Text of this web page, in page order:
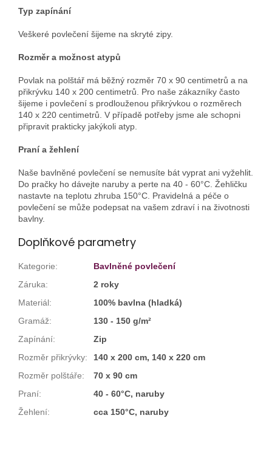
Typ zapínání
Veškeré povlečení šijeme na skryté zipy.
Rozměr a možnost atypů
Povlak na polštář má běžný rozměr 70 x 90 centimetrů a na
přikrývku 140 x 200 centimetrů. Pro naše zákazníky často
šijeme i povlečení s prodlouženou přikrývkou o rozměrech
140 x 220 centimetrů. V případě potřeby jsme ale schopni
připravit prakticky jakýkoli atyp.
Praní a žehlení
Naše bavlněné povlečení se nemusíte bát vyprat ani vyžehlit.
Do pračky ho dávejte naruby a perte na 40 - 60°C. Žehličku
nastavte na teplotu zhruba 150°C. Pravidelná a péče o
povlečení se může podepsat na vašem zdraví i na životnosti
bavlny.
Doplňkové parametry
Kategorie:
Bavlněné povlečení
Záruka:
2 roky
Materiál:
100% bavlna (hladká)
Gramáž:
130 - 150 g/m²
Zapínání:
Zip
Rozměr přikrývky:
140 x 200 cm, 140 x 220 cm
Rozměr polštáře:
70 x 90 cm
Praní:
40 - 60°C, naruby
Žehlení: cca 150°C, naruby